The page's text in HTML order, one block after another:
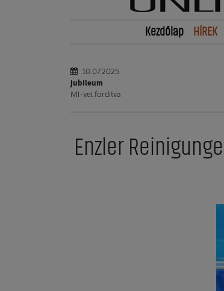
Kezdőlap HÍREK
10.07.2025
jubileum
MI-vel fordítva
Enzler